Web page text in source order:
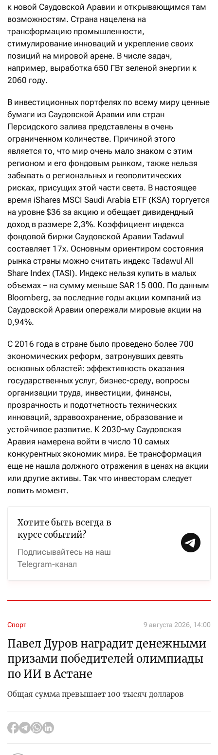
к новой Саудовской Аравии и открывающимся там
возможностям. Страна нацелена на
трансформацию промышленности,
стимулирование инноваций и укрепление своих
позиций на мировой арене. В числе задач,
например, выработка 650 ГВт зеленой энергии к
2060 году.
В инвестиционных портфелях по всему миру ценные
бумаги из Саудовской Аравии или стран
Персидского залива представлены в очень
ограниченном количестве. Причиной этого
является то, что мир очень мало знаком с этим
регионом и его фондовым рынком, также нельзя
забывать о региональных и геополитических
рисках, присущих этой части света. В настоящее
время iShares MSCI Saudi Arabia ETF (KSA) торгуется
на уровне $36 за акцию и обещает дивидендный
доход в размере 2,3%. Коэффициент индекса
фондовой биржи Саудовской Аравии Tadawul
составляет 17x. Основным ориентиром состояния
рынка страны можно считать индекс Tadawul All
Share Index (TASI). Индекс нельзя купить в малых
объемах – на сумму меньше SAR 15 000. По данным
Bloomberg, за последние годы акции компаний из
Саудовской Аравии опережали мировые акции на
0,94%.
С 2016 года в стране было проведено более 700
экономических реформ, затронувших девять
основных областей: эффективность оказания
государственных услуг, бизнес-среду, вопросы
организации труда, инвестиции, финансы,
прозрачность и подотчетность технических
инноваций, здравоохранение, образование и
устойчивое развитие. К 2030-му Саудовская
Аравия намерена войти в число 10 самых
конкурентных экономик мира. Ее трансформация
еще не нашла должного отражения в ценах на акции
или другие активы. Так что инвесторам следует
ловить момент.
Хотите быть всегда в
курсе событий?
Подписывайтесь на наш
Telegram-канал
Спорт 9 августа 2026, 14:00
Павел Дуров наградит денежными
призами победителей олимпиады
по ИИ в Астане
Общая сумма превышает 100 тысяч долларов